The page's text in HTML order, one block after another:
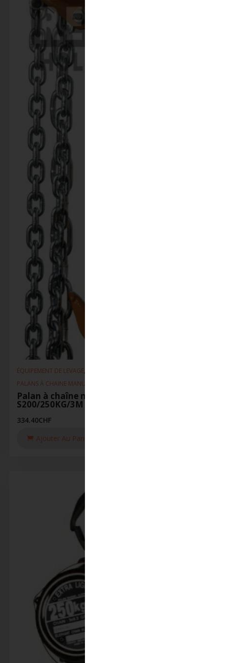
ÉQUIPEMENT DE LEVAGE,
PALANS À CHAINE MANUEL
Palan à chaîne manuel REMA
S200/250KG/3M
334.40CHF
Ajouter Au Panier